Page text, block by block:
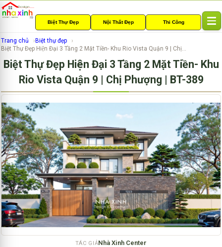
Biệt Thự Đẹp Nội Thất Đẹp Thi Công
e
n
a
v
i
g
a
t
i
o
n
Trang chủ
Biệt thự đẹp
Biệt Thự Đẹp Hiện Đại 3 Tầng 2 Mặt Tiền- Khu Rio Vista Quận 9 | Chị...
Biệt Thự Đẹp Hiện Đại 3 Tầng 2 Mặt Tiền- Khu
Rio Vista Quận 9 | Chị Phượng | BT-389
TÁC GIẢNhà Xinh Center